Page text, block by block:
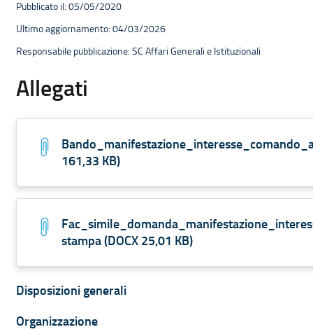
Pubblicato il: 05/05/2020
Ultimo aggiornamento: 04/03/2026
Responsabile pubblicazione: SC Affari Generali e Istituzionali
Allegati
161,33 KB)
stampa(DOCX 25,01 KB)
Navigazione contestuale di
Disposizioni generali
Organizzazione